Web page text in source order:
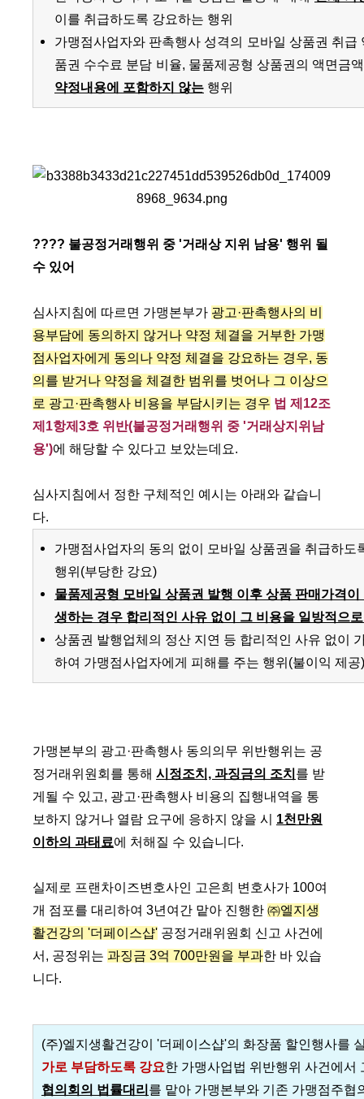
이를 취급하도록 강요하는 행위
가맹점사업자와 판촉행사 성격의 모바일 상품권 취
품권 수수료 분담 비율, 물품제공형 상품권의 액면금
약정내용에 포함하지 않는 행위
???? 불공정거래행위 중 '거래상 지위 남용' 행위 될
수 있어
심사지침에 따르면 가맹본부가 광고·판촉행사의 비
용부담에 동의하지 않거나 약정 체결을 거부한 가맹
점사업자에게 동의나 약정 체결을 강요하는 경우, 동
의를 받거나 약정을 체결한 범위를 벗어나 그 이상으
로 광고·판촉행사 비용을 부담시키는 경우 법 제12조
제1항제3호 위반(불공정거래행위 중 '거래상지위남
용')에 해당할 수 있다고 보았는데요.
심사지침에서 정한 구체적인 예시는 아래와 같습니
다.
가맹점사업자의 동의 없이 모바일 상품권을 취급하도
행위(부당한 강요)
물품제공형 모바일 상품권 발행 이후 상품 판매가격
생하는 경우 합리적인 사유 없이 그 비용을 일방적으
상품권 발행업체의 정산 지연 등 합리적인 사유 없이
하여 가맹점사업자에게 피해를 주는 행위(불이익 제공)
가맹본부의 광고·판촉행사 동의의무 위반행위는 공
정거래위원회를 통해 시정조치, 과징금의 조치 를 받
게될 수 있고, 광고·판촉행사 비용의 집행내역을 통
보하지 않거나 열람 요구에 응하지 않을 시 1천만원
이하의 과태료에 처해질 수 있습니다.
실제로 프랜차이즈변호사인 고은희 변호사가 100여
개 점포를 대리하여 3년여간 맡아 진행한 ㈜엘지생
활건강의 '더페이스샵' 공정거래위원회 신고 사건에
서, 공정위는 과징금 3억 700만원을 부과한 바 있습
니다.
(주)엘지생활건강이 '더페이스샵'의 화장품 할인행사를
가로 부담하도록 강요한 가맹사업법 위반행위 사건에서
협의회의 법률대리 를 맡아 가맹본부와 기존 가맹점주협